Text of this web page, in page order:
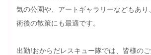
気の公園や、アートギャラリーなどもあり
術後の散策にも最適です。
出勤!おからだレスキュー隊では、皆様の